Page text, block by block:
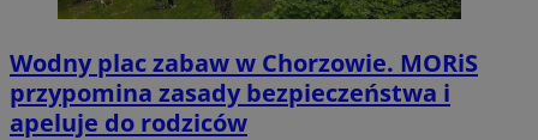
Wodny plac zabaw w Chorzowie. MORiS
przypomina zasady bezpieczeństwa i
apeluje do rodziców